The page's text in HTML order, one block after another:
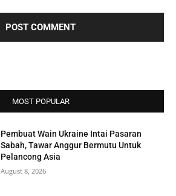
MOST POPULAR
Pembuat Wain Ukraine Intai Pasaran
Sabah, Tawar Anggur Bermutu Untuk
Pelancong Asia
August 8, 2026